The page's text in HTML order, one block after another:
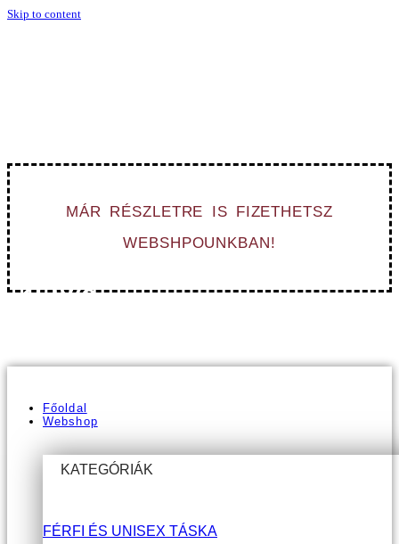
Skip to content
MÁR RÉSZLETRE IS FIZETHETSZ
WEBSHPOUNKBAN!
20%
Főoldal
Webshop
KATEGÓRIÁK
FÉRFI ÉS UNISEX TÁSKA